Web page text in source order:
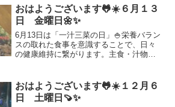
常の中で原点に立ち返るヒントをまとめ
ました。週末の土曜日、心を緩めて自分
らしく過ごすきっかけにどうぞ。
おはようございます🐸☀️６月１３
日 金曜日🌼✨
6月13日は「一汁三菜の日」🍚栄養バラン
スの取れた食事を意識することで、日々
の健康維持に繋がります。主食・汁物・
食事を整えて、ゲームも仕事も元気いっ
ぱいで乗り切りましょう🐸！
おはようございます🐸☀️１２月６
日 土曜日🍠✨